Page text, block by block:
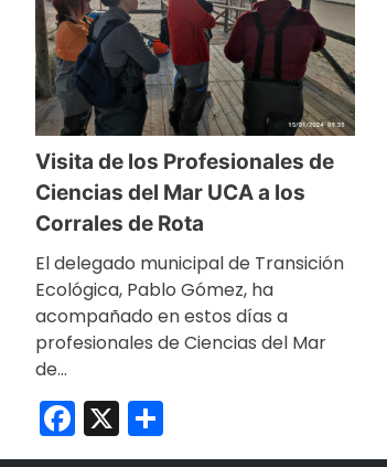
Visita de los Profesionales de
Ciencias del Mar UCA a los
Corrales de Rota
El delegado municipal de Transición
Ecológica, Pablo Gómez, ha
acompañado en estos días a
profesionales de Ciencias del Mar
de…
Facebook
X